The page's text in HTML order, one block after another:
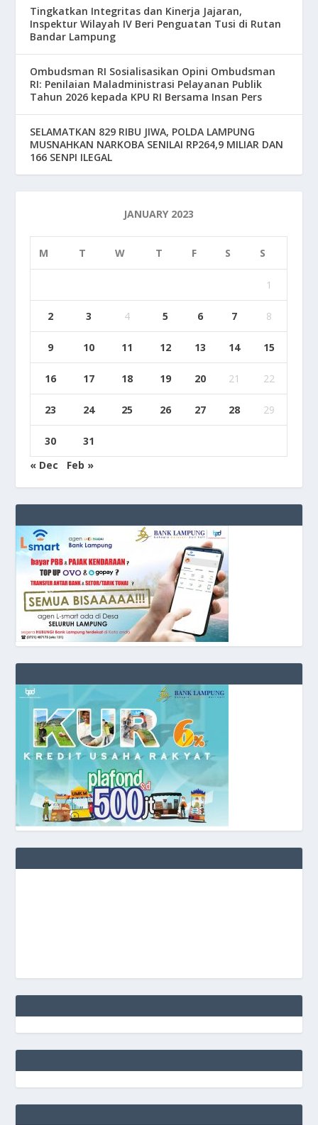
Tingkatkan Integritas dan Kinerja Jajaran,
Inspektur Wilayah IV Beri Penguatan Tusi di Rutan
Bandar Lampung
Ombudsman RI Sosialisasikan Opini Ombudsman
RI: Penilaian Maladministrasi Pelayanan Publik
Tahun 2026 kepada KPU RI Bersama Insan Pers
SELAMATKAN 829 RIBU JIWA, POLDA LAMPUNG
MUSNAHKAN NARKOBA SENILAI RP264,9 MILIAR DAN
166 SENPI ILEGAL
JANUARY 2023
M T W T F S S
1
2 3 4 5 6 7 8
9 10 11 12 13 14 15
16 17 18 19 20 21 22
23 24 25 26 27 28 29
30
31
« Dec
Feb »